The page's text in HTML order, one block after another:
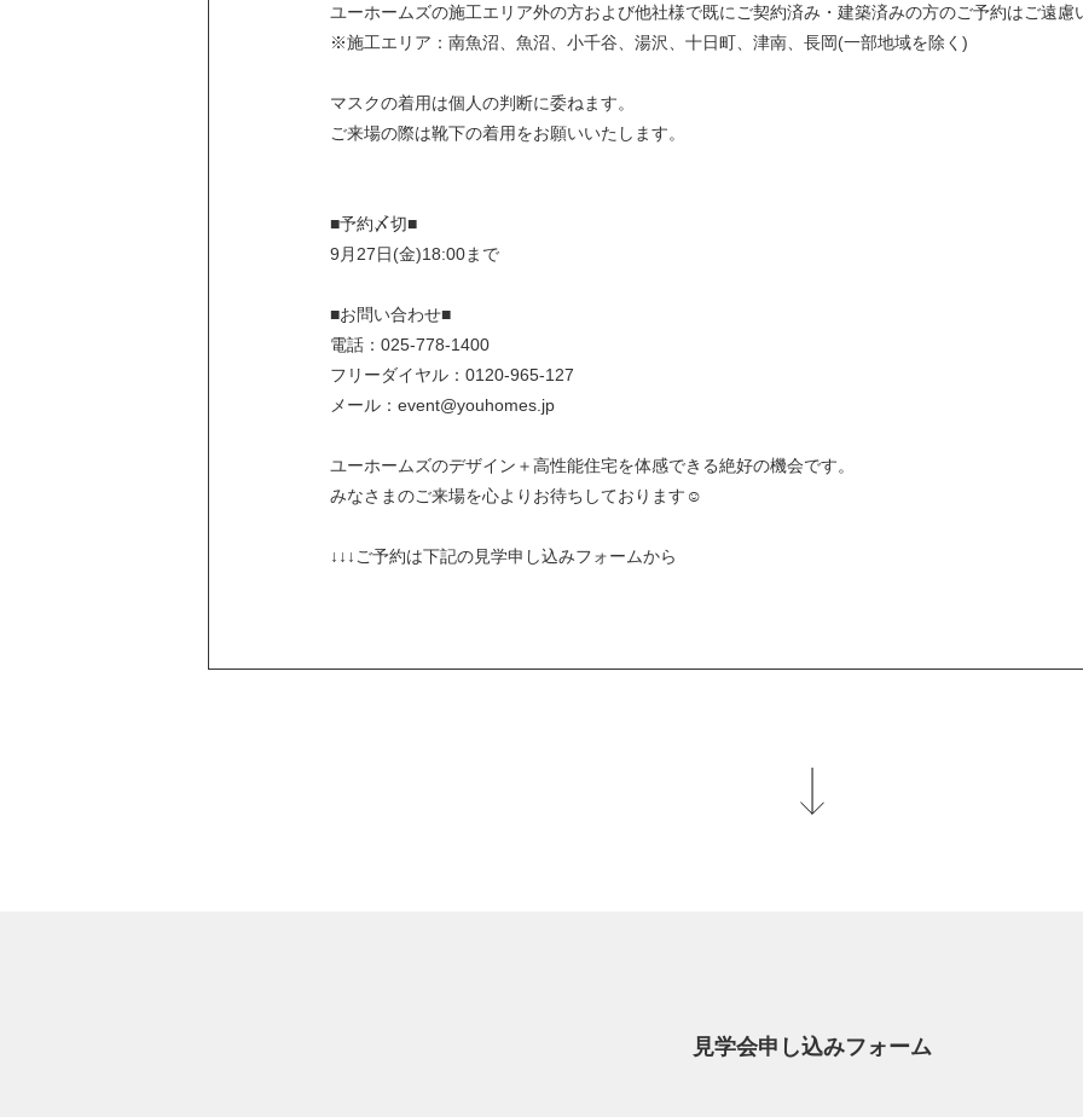
ユーホームズの施工エリア外の方および他社様で既にご契約済み・建築済みの方のご予約はご遠慮
※施工エリア：南魚沼、魚沼、小千谷、湯沢、十日町、津南、長岡(一部地域を除く)
マスクの着用は個人の判断に委ねます。
ご来場の際は靴下の着用をお願いいたします。
■予約〆切■
9月27日(金)18:00まで
■お問い合わせ■
電話：025-778-1400
フリーダイヤル：0120-965-127
メール：event@youhomes.jp
ユーホームズのデザイン＋高性能住宅を体感できる絶好の機会です。
みなさまのご来場を心よりお待ちしております☺︎
↓↓↓ご予約は下記の見学申し込みフォームから
見学会申し込みフォーム